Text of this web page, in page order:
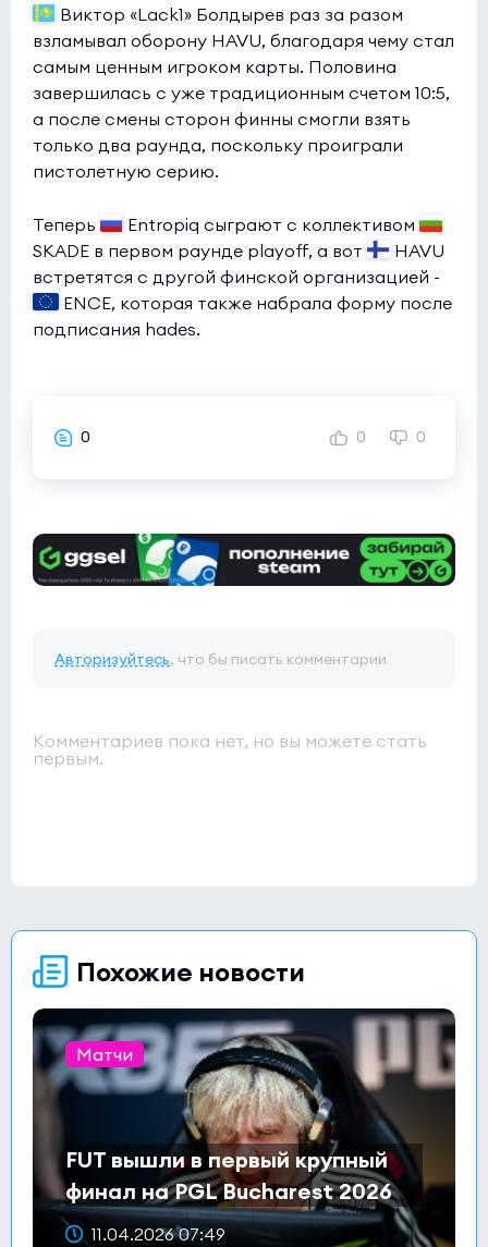
Виктор «Lack1» Болдырев раз за разом
взламывал оборону HAVU, благодаря чему стал
самым ценным игроком карты. Половина
завершилась с уже традиционным счетом 10:5,
а после смены сторон финны смогли взять
только два раунда, поскольку проиграли
пистолетную серию.
Теперь
Entropiq сыграют с коллективом
SKADE в первом раунде playoff, а вот
HAVU
встретятся с другой финской организацией -
ENCE, которая также набрала форму после
подписания hades.
0 0 0
Авторизуйтесь, что бы писать комментарии
Комментариев пока нет, но вы можете стать
первым.
Похожие новости
Матчи
FUT вышли в первый крупный
финал на PGL Bucharest 2026
11.04.2026 07:49